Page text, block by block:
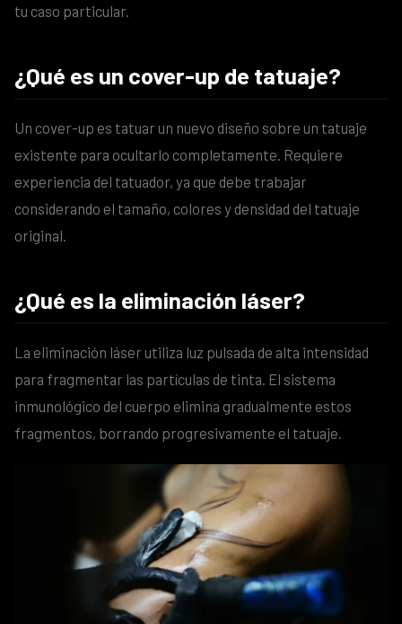
tu caso particular.
¿Qué es un cover-up de tatuaje?
Un cover-up es tatuar un nuevo diseño sobre un tatuaje
existente para ocultarlo completamente. Requiere
experiencia del tatuador, ya que debe trabajar
considerando el tamaño, colores y densidad del tatuaje
original.
¿Qué es la eliminación láser?
La eliminación láser utiliza luz pulsada de alta intensidad
para fragmentar las partículas de tinta. El sistema
inmunológico del cuerpo elimina gradualmente estos
fragmentos, borrando progresivamente el tatuaje.